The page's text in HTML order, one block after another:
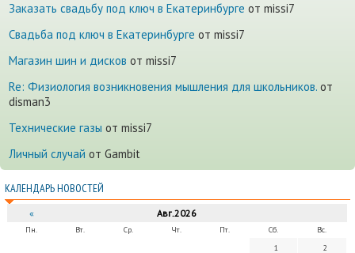
Заказать свадьбу под ключ в Екатеринбурге от missi7
Cвадьба под ключ в Екатеринбурге от missi7
Магазин шин и дисков от missi7
Re: Физиология возникновения мышления для школьников. от
disman3
Технические газы от missi7
Личный случай от Gambit
КАЛЕНДАРЬ НОВОСТЕЙ
« Авг.2026
Пн. Вт. Ср. Чт. Пт. Сб.
Вс.
1
2